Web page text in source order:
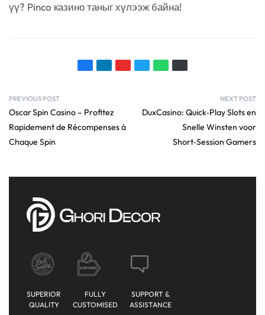
үү? Pinco казино таныг хүлээж байна!
PREVIOUS POST
Oscar Spin Casino – Profitez
Rapidement de Récompenses à
Chaque Spin
NEXT POST
DuxCasino: Quick‑Play Slots en
Snelle Winsten voor
Short‑Session Gamers
SUPERIOR
QUALITY
FULLY
CUSTOMISED
SUPPORT &
ASSISTANCE